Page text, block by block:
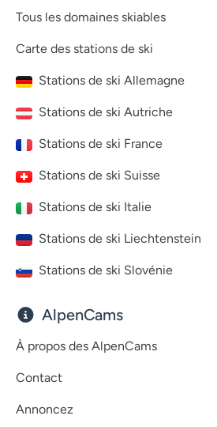
Tous les domaines skiables
Carte des stations de ski
Stations de ski Allemagne
Stations de ski Autriche
Stations de ski France
Stations de ski Suisse
Stations de ski Italie
Stations de ski Liechtenstein
Stations de ski Slovénie
AlpenCams
À propos des AlpenCams
Contact
Annoncez